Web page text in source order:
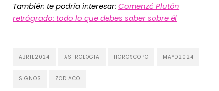
También te podría interesar:Comenzó Plutón
retrógrado: todo lo que debes saber sobre él
ABRIL2024 ASTROLOGIA HOROSCOPO MAYO2024
SIGNOS ZODIACO